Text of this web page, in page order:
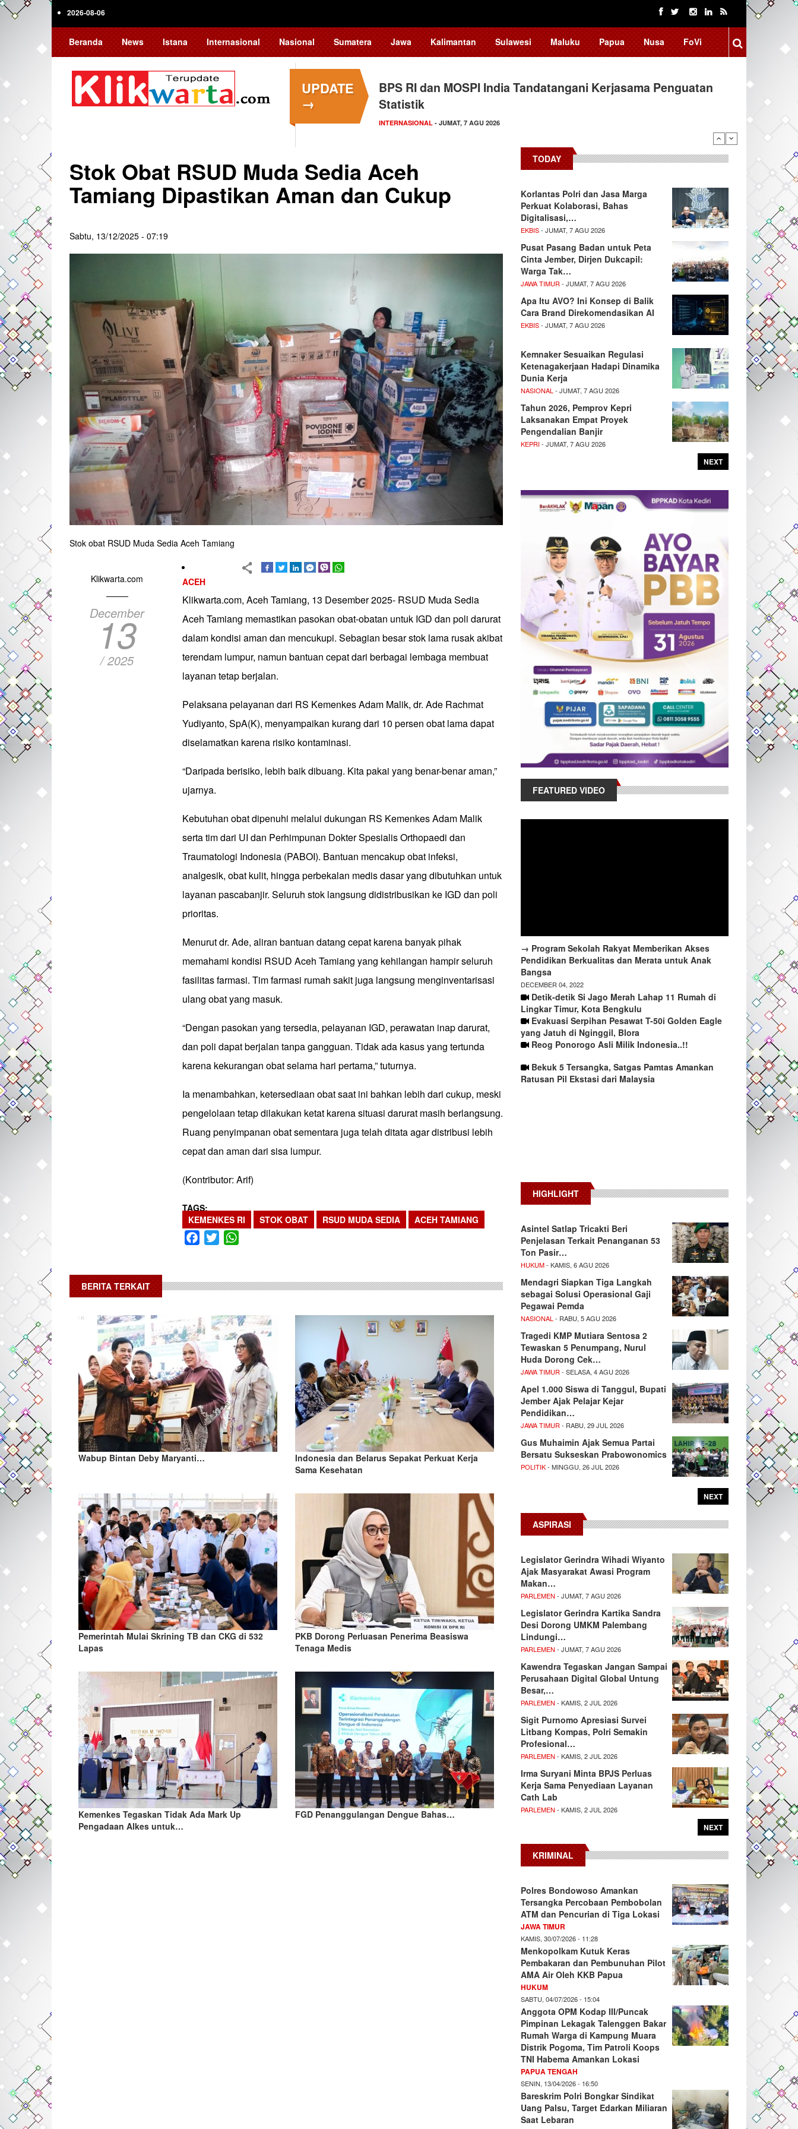
Skip
2026-08-06
Beranda News Istana Internasional Nasional Sumatera Jawa Kalimantan Sulawesi Maluku Papua Nusa FoVi
UPDATE
→
BPS RI dan MOSPI India Tandatangani Kerjasama Penguatan
Statistik
INTERNASIONAL - JUMAT, 7 AGU 2026
Stok Obat RSUD Muda Sedia Aceh
Tamiang Dipastikan Aman dan Cukup
Sabtu, 13/12/2025 - 07:19
Stok obat RSUD Muda Sedia Aceh Tamiang
Klikwarta.com
December
13
/ 2025
ACEH
Klikwarta.com, Aceh Tamiang, 13 Desember 2025- RSUD Muda Sedia
Aceh Tamiang memastikan pasokan obat-obatan untuk IGD dan poli darurat
dalam kondisi aman dan mencukupi. Sebagian besar stok lama rusak akibat
terendam lumpur, namun bantuan cepat dari berbagai lembaga membuat
layanan tetap berjalan.
Pelaksana pelayanan dari RS Kemenkes Adam Malik, dr. Ade Rachmat
Yudiyanto, SpA(K), menyampaikan kurang dari 10 persen obat lama dapat
diselamatkan karena risiko kontaminasi.
“Daripada berisiko, lebih baik dibuang. Kita pakai yang benar-benar aman,”
ujarnya.
Kebutuhan obat dipenuhi melalui dukungan RS Kemenkes Adam Malik
serta tim dari UI dan Perhimpunan Dokter Spesialis Orthopaedi dan
Traumatologi Indonesia (PABOI). Bantuan mencakup obat infeksi,
analgesik, obat kulit, hingga perbekalan medis dasar yang dibutuhkan untuk
layanan pascabanjir. Seluruh stok langsung didistribusikan ke IGD dan poli
prioritas.
Menurut dr. Ade, aliran bantuan datang cepat karena banyak pihak
memahami kondisi RSUD Aceh Tamiang yang kehilangan hampir seluruh
fasilitas farmasi. Tim farmasi rumah sakit juga langsung menginventarisasi
ulang obat yang masuk.
“Dengan pasokan yang tersedia, pelayanan IGD, perawatan inap darurat,
dan poli dapat berjalan tanpa gangguan. Tidak ada kasus yang tertunda
karena kekurangan obat selama hari pertama,” tuturnya.
Ia menambahkan, ketersediaan obat saat ini bahkan lebih dari cukup, meski
pengelolaan tetap dilakukan ketat karena situasi darurat masih berlangsung.
Ruang penyimpanan obat sementara juga telah ditata agar distribusi lebih
cepat dan aman dari sisa lumpur.
(Kontributor: Arif)
TAGS
KEMENKES RI
STOK OBAT RSUD MUDA SEDIA ACEH TAMIANG
Facebook
Twitter
BERITA TERKAIT
Wabup Bintan Deby Maryanti…
Indonesia dan Belarus Sepakat Perkuat Kerja
Sama Kesehatan
Pemerintah Mulai Skrining TB dan CKG di 532
Lapas
PKB Dorong Perluasan Penerima Beasiswa
Tenaga Medis
Kemenkes Tegaskan Tidak Ada Mark Up
Pengadaan Alkes untuk…
FGD Penanggulangan Dengue Bahas…
TODAY
Korlantas Polri dan Jasa Marga
Perkuat Kolaborasi, Bahas
Digitalisasi,…
EKBIS- JUMAT, 7 AGU 2026
Pusat Pasang Badan untuk Peta
Cinta Jember, Dirjen Dukcapil:
Warga Tak…
JAWA TIMUR - JUMAT, 7 AGU 2026
Apa Itu AVO? Ini Konsep di Balik
Cara Brand Direkomendasikan AI
EKBIS- JUMAT, 7 AGU 2026
Kemnaker Sesuaikan Regulasi
Ketenagakerjaan Hadapi Dinamika
Dunia Kerja
NASIONAL - JUMAT, 7 AGU 2026
Tahun 2026, Pemprov Kepri
Laksanakan Empat Proyek
Pengendalian Banjir
KEPRI- JUMAT, 7 AGU 2026
NEXT
FEATURED VIDEO
→ Program Sekolah Rakyat Memberikan Akses
Pendidikan Berkualitas dan Merata untuk Anak
Bangsa
DECEMBER 04, 2022
Detik-detik Si Jago Merah Lahap 11 Rumah di
Lingkar Timur, Kota Bengkulu
Evakuasi Serpihan Pesawat T-50i Golden Eagle
yang Jatuh di Nginggil, Blora
Reog Ponorogo Asli Milik Indonesia..!!
Bekuk 5 Tersangka, Satgas Pamtas Amankan
Ratusan Pil Ekstasi dari Malaysia
HIGHLIGHT
Asintel Satlap Tricakti Beri
Penjelasan Terkait Penanganan 53
Ton Pasir…
HUKUM- KAMIS, 6 AGU 2026
Mendagri Siapkan Tiga Langkah
sebagai Solusi Operasional Gaji
Pegawai Pemda
NASIONAL - RABU, 5 AGU 2026
Tragedi KMP Mutiara Sentosa 2
Tewaskan 5 Penumpang, Nurul
Huda Dorong Cek…
JAWA TIMUR - SELASA, 4 AGU 2026
Apel 1.000 Siswa di Tanggul, Bupati
Jember Ajak Pelajar Kejar
Pendidikan…
JAWA TIMUR - RABU, 29 JUL 2026
Gus Muhaimin Ajak Semua Partai
Bersatu Sukseskan Prabowonomics
POLITIK- MINGGU, 26 JUL 2026
NEXT
ASPIRASI
Legislator Gerindra Wihadi Wiyanto
Ajak Masyarakat Awasi Program
Makan…
PARLEMEN - JUMAT, 7 AGU 2026
Legislator Gerindra Kartika Sandra
Desi Dorong UMKM Palembang
Lindungi…
PARLEMEN - JUMAT, 7 AGU 2026
Kawendra Tegaskan Jangan Sampai
Perusahaan Digital Global Untung
Besar,…
PARLEMEN - KAMIS, 2 JUL 2026
Sigit Purnomo Apresiasi Survei
Litbang Kompas, Polri Semakin
Profesional…
PARLEMEN - KAMIS, 2 JUL 2026
Irma Suryani Minta BPJS Perluas
Kerja Sama Penyediaan Layanan
Cath Lab
PARLEMEN - KAMIS, 2 JUL 2026
NEXT
KRIMINAL
Polres Bondowoso Amankan
Tersangka Percobaan Pembobolan
ATM dan Pencurian di Tiga Lokasi
JAWA TIMUR
KAMIS, 30/07/2026 - 11:28
Menkopolkam Kutuk Keras
Pembakaran dan Pembunuhan Pilot
AMA Air Oleh KKB Papua
HUKUM
SABTU, 04/07/2026 - 15:04
Anggota OPM Kodap III/Puncak
Pimpinan Lekagak Talenggen Bakar
Rumah Warga di Kampung Muara
Distrik Pogoma, Tim Patroli Koops
TNI Habema Amankan Lokasi
PAPUA TENGAH
SENIN, 13/04/2026 - 16:50
Bareskrim Polri Bongkar Sindikat
Uang Palsu, Target Edarkan Miliaran
Saat Lebaran